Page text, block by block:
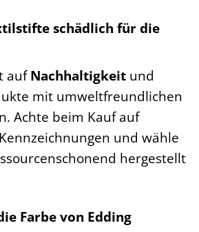
schädlich für die
aufNachhaltigkeit und
mit umweltfreundlichen
Achte beim Kauf auf
und wähle
hergestellt
Farbe von Edding